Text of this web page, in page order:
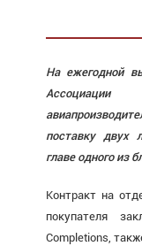
На ежегодной
Ассоциации
поставку двух
главе одного из
Контракт на
покупателя
Completions,